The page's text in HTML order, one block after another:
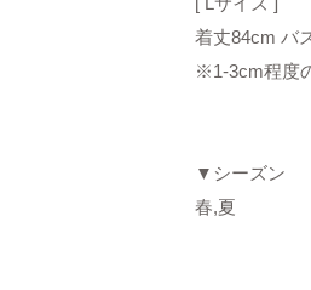
着丈84cm バ
※1-3cm程度
▼シーズン
春,夏